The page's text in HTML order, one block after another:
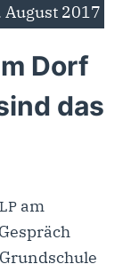
August 2017
Dorf
das
am